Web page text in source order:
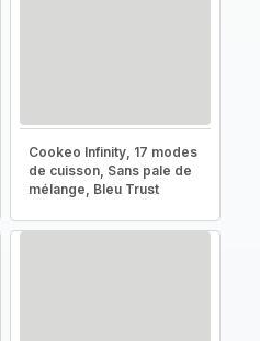
Cookeo Infinity, 17 modes
de cuisson, Sans pale de
mélange, Bleu Trust